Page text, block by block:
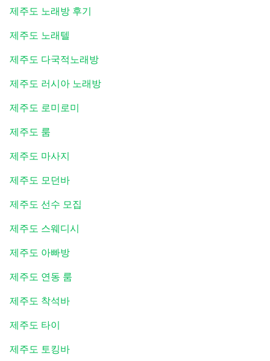
제주도 노래방 후기
제주도 노래텔
제주도 다국적노래방
제주도 러시아 노래방
제주도 로미로미
제주도 룸
제주도 마사지
제주도 모던바
제주도 선수 모집
제주도 스웨디시
제주도 아빠방
제주도 연동 룸
제주도 착석바
제주도 타이
제주도 토킹바